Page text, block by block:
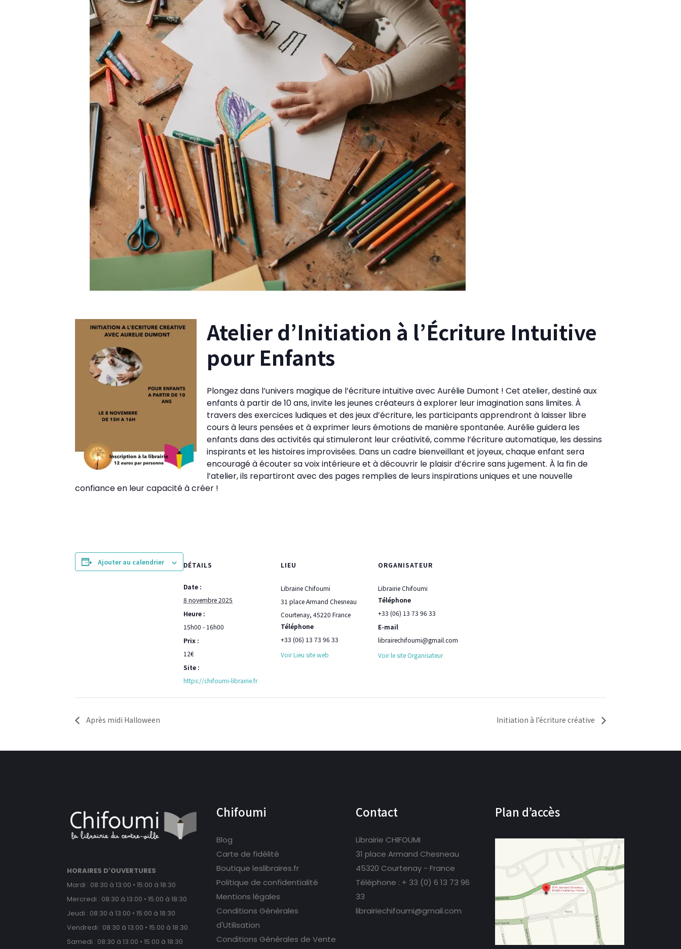
Atelier d’Initiation à l’Écriture Intuitive
pour Enfants
Plongez dans l’univers magique de l’écriture intuitive avec Aurélie Dumont ! Cet atelier, destiné aux
enfants à partir de 10 ans, invite les jeunes créateurs à explorer leur imagination sans limites. À
travers des exercices ludiques et des jeux d’écriture, les participants apprendront à laisser libre
cours à leurs pensées et à exprimer leurs émotions de manière spontanée. Aurélie guidera les
enfants dans des activités qui stimuleront leur créativité, comme l’écriture automatique, les dessins
inspirants et les histoires improvisées. Dans un cadre bienveillant et joyeux, chaque enfant sera
encouragé à écouter sa voix intérieure et à découvrir le plaisir d’écrire sans jugement. À la fin de
l’atelier, ils repartiront avec des pages remplies de leurs inspirations uniques et une nouvelle
confiance en leur capacité à créer !
Ajouter au calendrier DÉTAILS
Date :
8 novembre 2025
Heure :
15h00 - 16h00
Prix :
12€
Site :
https://chifoumi-librairie.fr
LIEU
Librairie Chifoumi
31 place Armand Chesneau
Courtenay, 45220 France
Téléphone
+33 (06) 13 73 96 33
Voir Lieu site web
ORGANISATEUR
Librairie Chifoumi
Téléphone
+33 (06) 13 73 96 33
E-mail
librairechifoumi@gmail.com
Voir le site Organisateur
Après midi Halloween Initiation à l’écriture créative
HORAIRES D'OUVERTURES
Mardi : 08:30 à 13:00 • 15:00 à 18:30
Mercredi : 08:30 à 13:00 • 15:00 à 18:30
Jeudi : 08:30 à 13:00 • 15:00 à 18:30
Vendredi : 08:30 à 13:00 • 15:00 à 18:30
Samedi : 08:30 à 13:00 • 15:00 à 18:30
Chifoumi
Blog
Carte de fidélité
Boutique leslibraires.fr
Politique de confidentialité
Mentions légales
Conditions Générales
d'Utilisation
Conditions Générales de Vente
Contact
Librairie CHIFOUMI
31 place Armand Chesneau
45320 Courtenay - France
Téléphone : + 33 (0) 6 13 73 96
33
librairiechifoumi@gmail.com
Plan d’accès